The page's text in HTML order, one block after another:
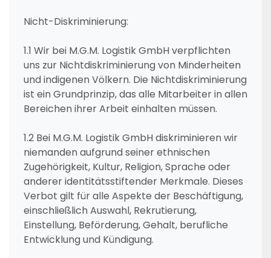
Nicht-Diskriminierung:
1.1 Wir bei M.G.M. Logistik GmbH verpflichten
uns zur Nichtdiskriminierung von Minderheiten
und indigenen Völkern. Die Nichtdiskriminierung
ist ein Grundprinzip, das alle Mitarbeiter in allen
Bereichen ihrer Arbeit einhalten müssen.
1.2 Bei M.G.M. Logistik GmbH diskriminieren wir
niemanden aufgrund seiner ethnischen
Zugehörigkeit, Kultur, Religion, Sprache oder
anderer identitätsstiftender Merkmale. Dieses
Verbot gilt für alle Aspekte der Beschäftigung,
einschließlich Auswahl, Rekrutierung,
Einstellung, Beförderung, Gehalt, berufliche
Entwicklung und Kündigung.